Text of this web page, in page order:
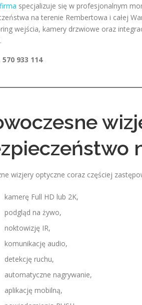
specjalizuje się w profesjonalnym
na terenie Rembertowa i całej
wejścia, kamery drzwiowe oraz
933 114
wizjery optyczne coraz częściej
kamerę Full HD lub 2K,
podgląd na żywo,
noktowizję IR,
komunikację audio,
detekcję ruchu,
automatyczne nagrywanie,
aplikację mobilną,